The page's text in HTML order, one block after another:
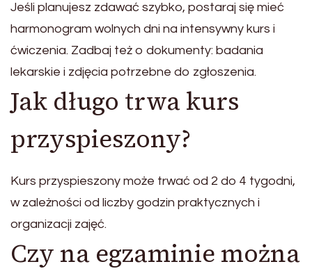
Jeśli planujesz zdawać szybko, postaraj się mieć
harmonogram wolnych dni na intensywny kurs i
ćwiczenia. Zadbaj też o dokumenty: badania
lekarskie i zdjęcia potrzebne do zgłoszenia.
Jak długo trwa kurs
przyspieszony?
Kurs przyspieszony może trwać od 2 do 4 tygodni,
w zależności od liczby godzin praktycznych i
organizacji zajęć.
Czy na egzaminie można